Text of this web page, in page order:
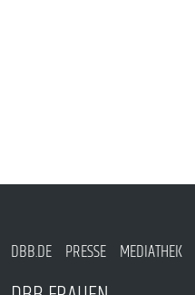
DBB.DE PRESSE MEDIATHEK